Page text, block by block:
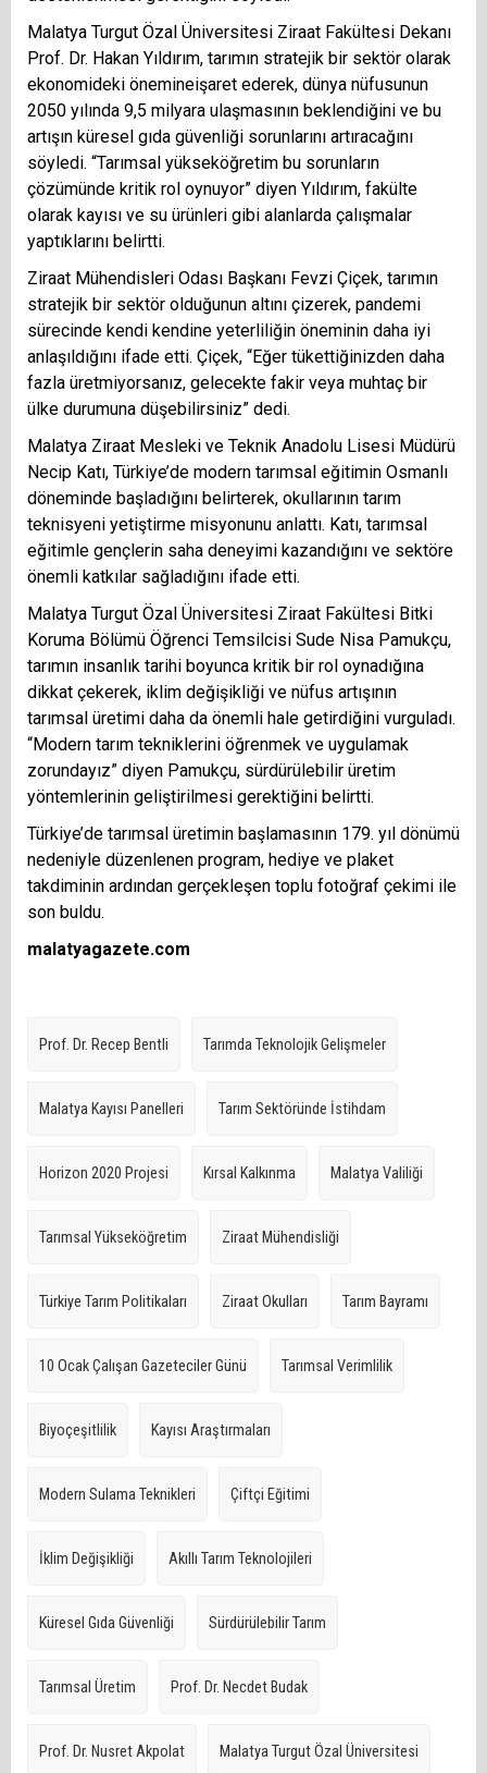
Malatya Turgut Özal Üniversitesi Ziraat Fakültesi Dekanı
Prof. Dr. Hakan Yıldırım, tarımın stratejik bir sektör olarak
ekonomideki önemineişaret ederek, dünya nüfusunun
2050 yılında 9,5 milyara ulaşmasının beklendiğini ve bu
artışın küresel gıda güvenliği sorunlarını artıracağını
söyledi. “Tarımsal yükseköğretim bu sorunların
çözümünde kritik rol oynuyor” diyen Yıldırım, fakülte
olarak kayısı ve su ürünleri gibi alanlarda çalışmalar
yaptıklarını belirtti.
Ziraat Mühendisleri Odası Başkanı Fevzi Çiçek, tarımın
stratejik bir sektör olduğunun altını çizerek, pandemi
sürecinde kendi kendine yeterliliğin öneminin daha iyi
anlaşıldığını ifade etti. Çiçek, “Eğer tükettiğinizden daha
fazla üretmiyorsanız, gelecekte fakir veya muhtaç bir
ülke durumuna düşebilirsiniz” dedi.
Malatya Ziraat Mesleki ve Teknik Anadolu Lisesi Müdürü
Necip Katı, Türkiye’de modern tarımsal eğitimin Osmanlı
döneminde başladığını belirterek, okullarının tarım
teknisyeni yetiştirme misyonunu anlattı. Katı, tarımsal
eğitimle gençlerin saha deneyimi kazandığını ve sektöre
önemli katkılar sağladığını ifade etti.
Malatya Turgut Özal Üniversitesi Ziraat Fakültesi Bitki
Koruma Bölümü Öğrenci Temsilcisi Sude Nisa Pamukçu,
tarımın insanlık tarihi boyunca kritik bir rol oynadığına
dikkat çekerek, iklim değişikliği ve nüfus artışının
tarımsal üretimi daha da önemli hale getirdiğini vurguladı.
“Modern tarım tekniklerini öğrenmek ve uygulamak
zorundayız” diyen Pamukçu, sürdürülebilir üretim
yöntemlerinin geliştirilmesi gerektiğini belirtti.
Türkiye’de tarımsal üretimin başlamasının 179. yıl dönümü
nedeniyle düzenlenen program, hediye ve plaket
takdiminin ardından gerçekleşen toplu fotoğraf çekimi ile
son buldu.
malatyagazete.com
Prof. Dr. Recep Bentli Tarımda Teknolojik Gelişmeler
Malatya Kayısı Panelleri Tarım Sektöründe İstihdam
Horizon 2020 Projesi Kırsal Kalkınma Malatya Valiliği
Tarımsal Yükseköğretim Ziraat Mühendisliği
Türkiye Tarım Politikaları Ziraat Okulları Tarım Bayramı
10 Ocak Çalışan Gazeteciler Günü Tarımsal Verimlilik
Biyoçeşitlilik Kayısı Araştırmaları
Modern Sulama Teknikleri Çiftçi Eğitimi
İklim Değişikliği Akıllı Tarım Teknolojileri
Küresel Gıda Güvenliği Sürdürülebilir Tarım
Tarımsal Üretim Prof. Dr. Necdet Budak
Prof. Dr. Nusret Akpolat Malatya Turgut Özal Üniversitesi